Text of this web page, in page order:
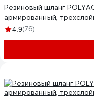
Резиновый шланг
армированный,
4.9(76)